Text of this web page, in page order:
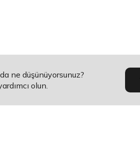
ne düşünüyorsunuz?
olun.